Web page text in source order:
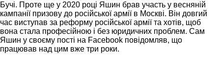
Бучі. Проте ще у 2020 році Яшин брав участь у весняній
кампанії призову до російської армії в Москві. Він довгий
час виступав за реформу російської армії та хотів, щоб
вона стала професійною і без юридичних проблем. Сам
Яшин у своєму пості на Facebook повідомляв, що
працював над цим вже три роки.